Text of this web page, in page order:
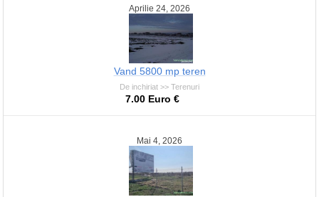
Aprilie 24, 2026
Vand 5800 mp teren
De inchiriat >> Terenuri
7.00 Euro €
Mai 4, 2026